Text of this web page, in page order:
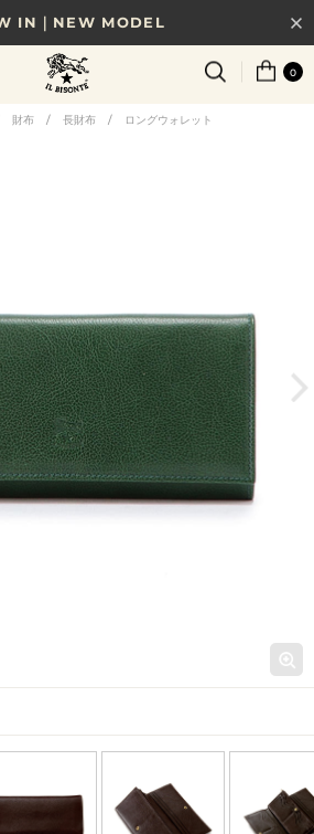
IN｜NEW MODEL
｜税込11,000円以上で送料無料
から選べる、新しいギフトガイド
0
財布 / 長財布 / ロングウォレット